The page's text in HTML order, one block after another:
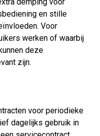
en stille
Voor
werken of waarbij
deze
zijn.
voor periodieke
dagelijks gebruik in